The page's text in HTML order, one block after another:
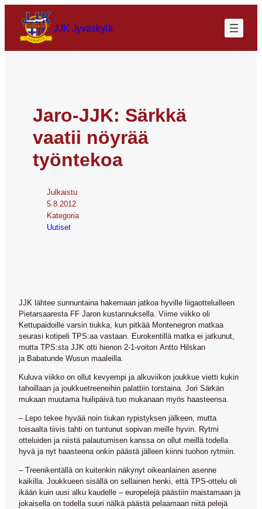
JJK Jyväskylä
Jaro-JJK: Särkkä
vaatii nöyrää
työntekoa
Julkaistu
5.8.2012
Kategoria
Uutiset
JJK lähtee sunnuntaina hakemaan jatkoa hyville liigaotteluilleen
Pietarsaaresta FF Jaron kustannuksella. Viime viikko oli
Kettupaidoille varsin tiukka, kun pitkää Montenegron matkaa
seurasi kotipeli TPS:aa vastaan. Eurokentillä matka ei jatkunut,
mutta TPS:sta JJK otti hienon 2-1-voiton Antto Hilskan
ja Babatunde Wusun maaleilla.
Kuluva viikko on ollut kevyempi ja alkuviikon joukkue vietti kukin
tahoillaan ja joukkuetreeneihin palattiin torstaina. Jori Särkän
mukaan muutama huilipäivä tuo mukanaan myös haasteensa.
– Lepo tekee hyvää noin tiukan rypistyksen jälkeen, mutta
toisaalta tiivis tahti on tuntunut sopivan meille hyvin. Rytmi
otteluiden ja niistä palautumisen kanssa on ollut meillä todella
hyvä ja nyt haasteena onkin päästä jälleen kiinni tuohon rytmiin.
– Treenikentällä on kuitenkin näkynyt oikeanlainen asenne
kaikilla. Joukkueen sisällä on sellainen henki, että TPS-ottelu oli
ikään kuin uusi alku kaudelle – europelejä päästiin maistamaan ja
jokaisella on todella suuri nälkä päästä pelaamaan niitä pelejä